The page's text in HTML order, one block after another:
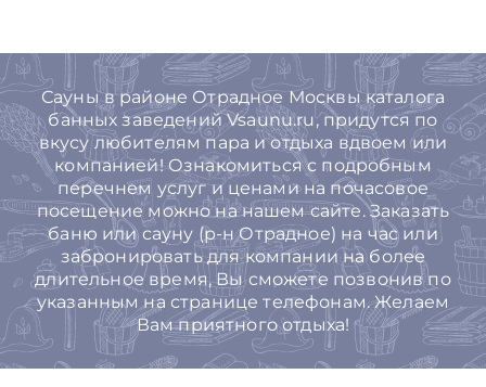
Сауны в районе Отрадное Москвы каталога
банных заведений Vsaunu.ru, придутся по
вкусу любителям пара и отдыха вдвоем или
компанией! Ознакомиться с подробным
перечнем услуг и ценами на почасовое
посещение можно на нашем сайте. Заказать
баню или сауну (р-н Отрадное) на час или
забронировать для компании на более
длительное время, Вы cможете позвонив по
указанным на странице телефонам. Желаем
Вам приятного отдыха!